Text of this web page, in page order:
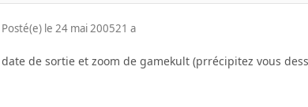
Posté(e) le 24 mai 200521 a
date de sortie et zoom de gamekult (prrécipitez vous